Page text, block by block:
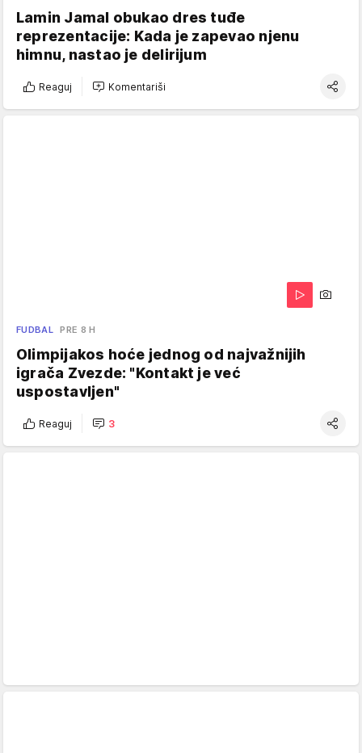
Lamin Jamal obukao dres tuđe
reprezentacije: Kada je zapevao njenu
himnu, nastao je delirijum
Reaguj Komentariši
FUDBAL PRE 8 H
Olimpijakos hoće jednog od najvažnijih
igrača Zvezde: "Kontakt je već
uspostavljen"
Reaguj 3